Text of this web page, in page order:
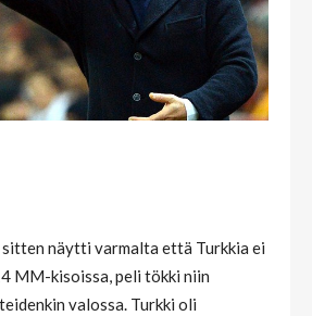
näytti varmalta että Turkkia ei
MM-kisoissa, peli tökki niin
valossa. Turkki oli